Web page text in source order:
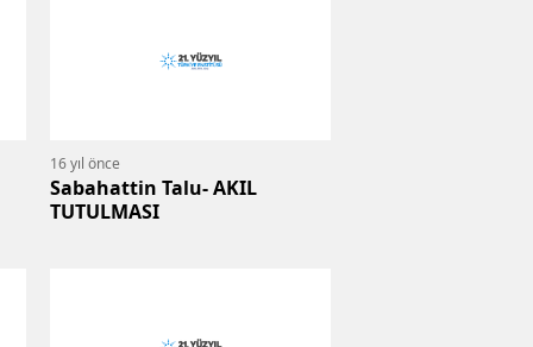
16 yıl önce
Sabahattin Talu- AKIL
TUTULMASI